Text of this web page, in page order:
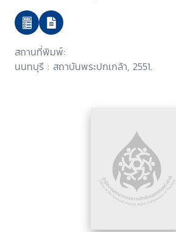
สถานที่พิมพ์:
นนทบุรี : สถาบันพระปกเกล้า, 2551.